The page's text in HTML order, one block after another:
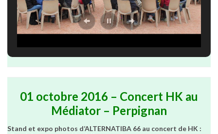
01 octobre 2016 – Concert HK au
Médiator – Perpignan
Stand et expo photos d’ALTERNATIBA 66 au concert de HK :